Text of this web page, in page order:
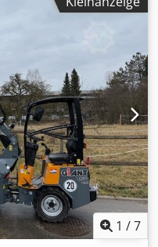
proportional auf Joystick
gefederter, verstellbarer
* StVZO Paket
(Halogen) *
hinten (90 kg)
1.200mm breite
1 /7